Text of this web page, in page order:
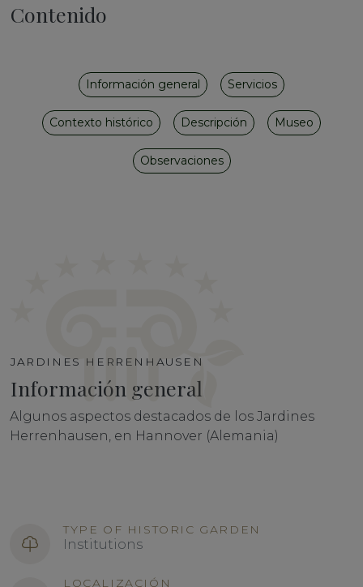
Contenido
Información general Servicios
Contexto histórico Descripción Museo
Observaciones
JARDINES HERRENHAUSEN
Información general
Algunos aspectos destacados de los Jardines
Herrenhausen, en Hannover (Alemania)
TYPE OF HISTORIC GARDEN
Institutions
LOCALIZACIÓN